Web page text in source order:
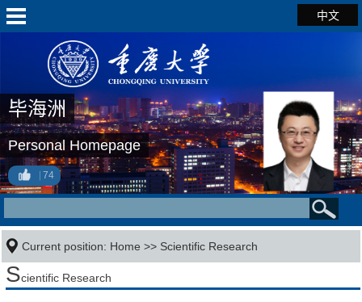
中文
毕海洲
Personal Homepage
74
Current position: Home >> Scientific Research
Scientific Research